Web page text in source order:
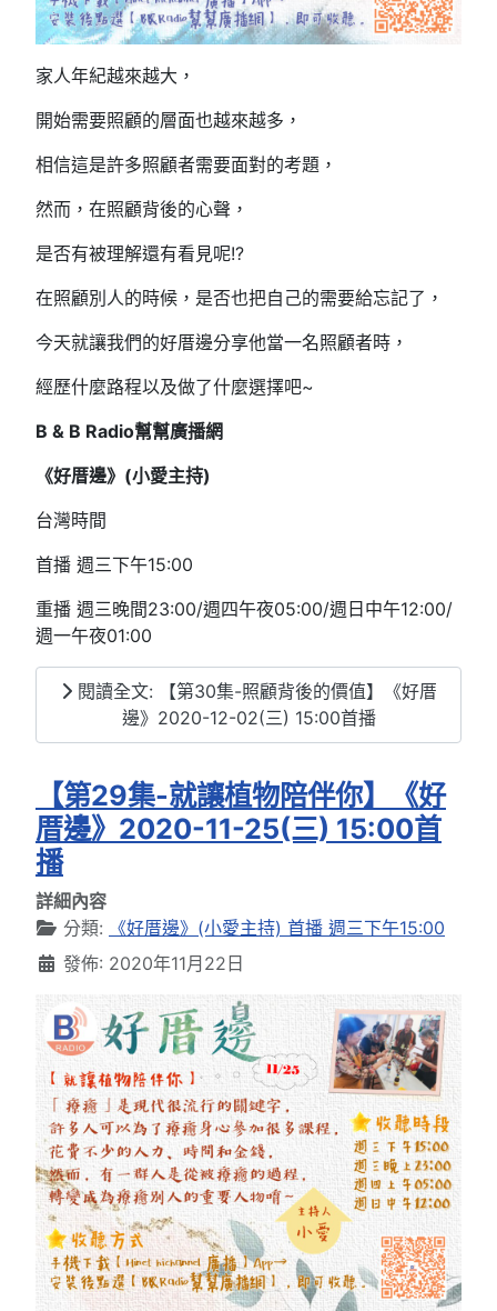
家人年紀越來越大，
開始需要照顧的層面也越來越多，
相信這是許多照顧者需要面對的考題，
然而，在照顧背後的心聲，
是否有被理解還有看見呢!?
在照顧別人的時候，是否也把自己的需要給忘記了，
今天就讓我們的好厝邊分享他當一名照顧者時，
經歷什麼路程以及做了什麼選擇吧~
B & B Radio幫幫廣播網
《好厝邊》(小愛主持)
台灣時間
首播 週三下午15:00
重播 週三晚間23:00/週四午夜05:00/週日中午12:00/
週一午夜01:00
閱讀全文: 【第30集-照顧背後的價值】《好厝
邊》2020-12-02(三) 15:00首播
【第29集-就讓植物陪伴你】《好
厝邊》2020-11-25(三) 15:00首
播
詳細內容
分類:
《好厝邊》(小愛主持) 首播 週三下午15:00
發佈: 2020年11月22日